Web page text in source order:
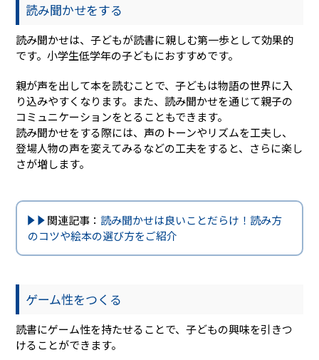
読み聞かせをする
読み聞かせは、子どもが読書に親しむ第一歩として効果的
です。小学生低学年の子どもにおすすめです。
親が声を出して本を読むことで、子どもは物語の世界に入
り込みやすくなります。また、読み聞かせを通じて親子の
コミュニケーションをとることもできます。
読み聞かせをする際には、声のトーンやリズムを工夫し、
登場人物の声を変えてみるなどの工夫をすると、さらに楽し
さが増します。
関連記事：読み聞かせは良いことだらけ！読み方
のコツや絵本の選び方をご紹介
ゲーム性をつくる
読書にゲーム性を持たせることで、子どもの興味を引きつ
けることができます。